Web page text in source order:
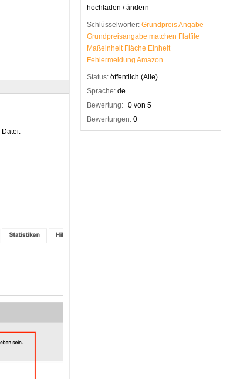
hochladen / ändern
Schlüsselwörter: GrundpreisAngabe
Grundpreisangabe matchen Flatfile
Maßeinheit Fläche Einheit
Fehlermeldung Amazon
Status: öffentlich (Alle)
Sprache: de
Bewertung: 0 von 5
Bewertungen: 0